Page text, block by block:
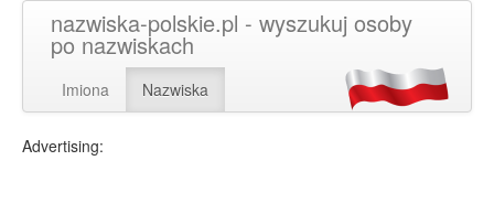
nazwiska-polskie.pl - wyszukuj osoby
po nazwiskach
Imiona Nazwiska
Advertising: